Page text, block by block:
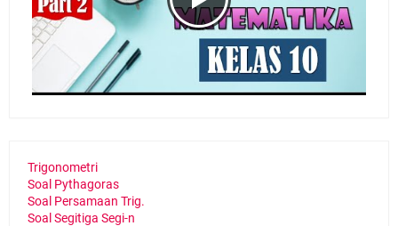
Trigonometri
Soal Pythagoras
Soal Persamaan Trig.
Soal Segitiga Segi-n